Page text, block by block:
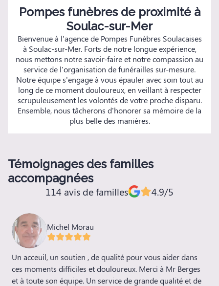
Pompes funèbres de proximité à
Soulac-sur-Mer
Bienvenue à l'agence de Pompes Funèbres Soulacaises
à Soulac-sur-Mer. Forts de notre longue expérience,
nous mettons notre savoir-faire et notre compassion au
service de l'organisation de funérailles sur-mesure.
Notre équipe s'engage à vous épauler avec soin tout au
long de ce moment douloureux, en veillant à respecter
scrupuleusement les volontés de votre proche disparu.
Ensemble, nous tâcherons d'honorer sa mémoire de la
plus belle des manières.
Témoignages des familles
accompagnées
114 avis de familles 4.9/5
Michel Morau
Un acceuil, un soutien , de qualité pour vous aider dans
ces moments difficiles et douloureux. Merci à Mr Berges
et à toute son équipe. Un service de grande qualité et de